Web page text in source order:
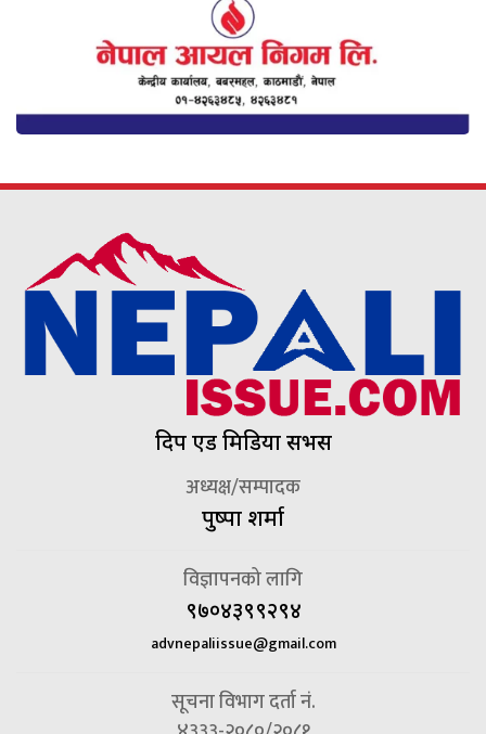
दिप एड मिडिया सर्भिस
अध्यक्ष/सम्पादक
पुष्पा शर्मा
विज्ञापनको लागि
९७०४३९९२९४
advnepaliissue@gmail.com
सूचना विभाग दर्ता नं.